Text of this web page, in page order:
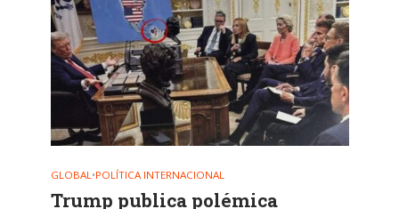
GLOBAL•POLÍTICA INTERNACIONAL
Trump publica polémica